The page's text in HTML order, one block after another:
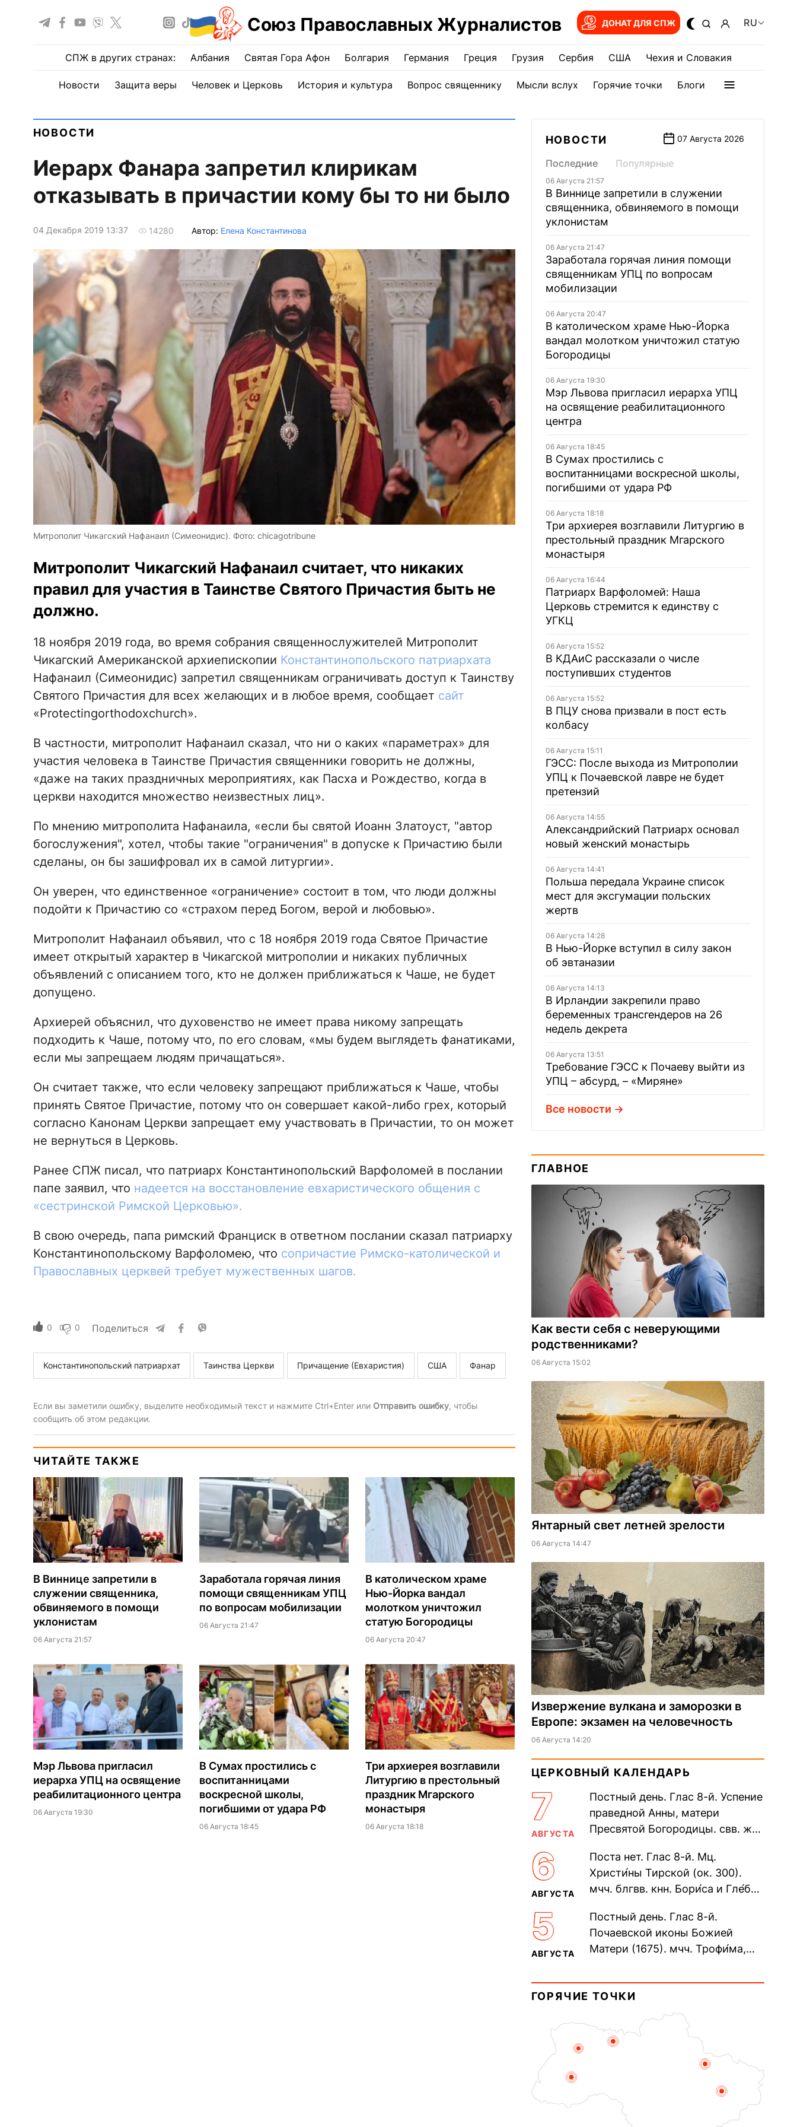
Союз Православных Журналистов ДОНАТ ДЛЯ СПЖ RU
СПЖ в других странах: Албания Святая Гора Афон Болгария Германия Греция Грузия Сербия США Чехия и Словакия
Новости Защита веры Человек и Церковь История и культура Вопрос священнику Мысли вслух Горячие точки Блоги
НОВОСТИ
Иерарх Фанара запретил клирикам
отказывать в причастии кому бы то ни было
04 Декабря 2019 13:37 14280 Автор: Елена Константинова
Митрополит Чикагский Нафанаил (Симеонидис). Фото: chicagotribune
Митрополит Чикагский Нафанаил считает, что никаких
правил для участия в Таинстве Святого Причастия быть не
должно.
18 ноября 2019 года, во время собрания священнослужителей Митрополит
Чикагский Американской архиепископии Константинопольского патриархата
Нафанаил (Симеонидис) запретил священникам ограничивать доступ к Таинству
Святого Причастия для всех желающих и в любое время, сообщает сайт
«Рrotectingorthodoxchurch».
В частности, митрополит Нафанаил сказал, что ни о каких «параметрах» для
участия человека в Таинстве Причастия священники говорить не должны,
«даже на таких праздничных мероприятиях, как Пасха и Рождество, когда в
церкви находится множество неизвестных лиц».
По мнению митрополита Нафанаила, «если бы святой Иоанн Златоуст, "автор
богослужения", хотел, чтобы такие "ограничения" в допуске к Причастию были
сделаны, он бы зашифровал их в самой литургии».
Он уверен, что единственное «ограничение» состоит в том, что люди должны
подойти к Причастию со «страхом перед Богом, верой и любовью».
Митрополит Нафанаил объявил, что с 18 ноября 2019 года Святое Причастие
имеет открытый характер в Чикагской митрополии и никаких публичных
объявлений с описанием того, кто не должен приближаться к Чаше, не будет
допущено.
Архиерей объяснил, что духовенство не имеет права никому запрещать
подходить к Чаше, потому что, по его словам, «мы будем выглядеть фанатиками,
если мы запрещаем людям причащаться».
Он считает также, что если человеку запрещают приближаться к Чаше, чтобы
принять Святое Причастие, потому что он совершает какой-либо грех, который
согласно Канонам Церкви запрещает ему участвовать в Причастии, то он может
не вернуться в Церковь.
Ранее СПЖ писал, что патриарх Константинопольский Варфоломей в послании
папе заявил, что надеется на восстановление евхаристического общения с
«сестринской Римской Церковью».
В свою очередь, папа римский Франциск в ответном послании сказал патриарху
Константинопольскому Варфоломею, что сопричастие Римско-католической и
Православных церквей требует мужественных шагов.
0 0 Поделиться
Константинопольский патриархат Таинства Церкви Причащение (Евхаристия) США Фанар
Если вы заметили ошибку, выделите необходимый текст и нажмите Ctrl+Enter или Отправить ошибку, чтобы
сообщить об этом редакции.
ЧИТАЙТЕ ТАКЖЕ
В Виннице запретили в
служении священника,
обвиняемого в помощи
уклонистам
06 Августа 21:57
Заработала горячая линия
помощи священникам УПЦ
по вопросам мобилизации
06 Августа 21:47
В католическом храме
Нью-Йорка вандал
молотком уничтожил
статую Богородицы
06 Августа 20:47
Мэр Львова пригласил
иерарха УПЦ на освящение
реабилитационного центра
06 Августа 19:30
В Сумах простились с
воспитанницами
воскресной школы,
погибшими от удара РФ
06 Августа 18:45
Три архиерея возглавили
Литургию в престольный
праздник Мгарского
монастыря
06 Августа 18:18
НОВОСТИ 07 Августа 2026
Последние Популярные
06 Августа 21:57
В Виннице запретили в служении
священника, обвиняемого в помощи
уклонистам
06 Августа 21:47
Заработала горячая линия помощи
священникам УПЦ по вопросам
мобилизации
06 Августа 20:47
В католическом храме Нью-Йорка
вандал молотком уничтожил статую
Богородицы
06 Августа 19:30
Мэр Львова пригласил иерарха УПЦ
на освящение реабилитационного
центра
06 Августа 18:45
В Сумах простились с
воспитанницами воскресной школы,
погибшими от удара РФ
06 Августа 18:18
Три архиерея возглавили Литургию в
престольный праздник Мгарского
монастыря
06 Августа 16:44
Патриарх Варфоломей: Наша
Церковь стремится к единству с
УГКЦ
06 Августа 15:52
В КДАиС рассказали о числе
поступивших студентов
06 Августа 15:52
В ПЦУ снова призвали в пост есть
колбасу
06 Августа 15:11
ГЭСС: После выхода из Митрополии
УПЦ к Почаевской лавре не будет
претензий
06 Августа 14:55
Александрийский Патриарх основал
новый женский монастырь
06 Августа 14:41
Польша передала Украине список
мест для эксгумации польских
жертв
06 Августа 14:28
В Нью-Йорке вступил в силу закон
об эвтаназии
06 Августа 14:13
В Ирландии закрепили право
беременных трансгендеров на 26
недель декрета
06 Августа 13:51
Требование ГЭСС к Почаеву выйти из
УПЦ – абсурд, – «Миряне»
Все новости
ГЛАВНОЕ
Как вести себя с неверующими
родственниками?
06 Августа 15:02
Янтарный свет летней зрелости
06 Августа 14:47
Извержение вулкана и заморозки в
Европе: экзамен на человечность
06 Августа 14:20
ЦЕРКОВНЫЙ КАЛЕНДАРЬ
7
АВГУСТА
Постный день. Глас 8-й. Успение
праведной Анны, матери
Пресвятой Богородицы. свв. жен
прп. Евпракси́и девы,...
6
АВГУСТА
Поста нет. Глас 8-й. Мц.
Христи́ны Тирской (ок. 300).
мчч. блгвв. кнн. Бори́са и Гле́ба,
Дави́да (1015). Прп....
5
АВГУСТА
Постный день. Глас 8-й.
Почаевской иконы Божией
Матери (1675). мчч. Трофи́ма,
мучеников (284–305). прав.
воина Фео́дора...
ГОРЯЧИЕ ТОЧКИ